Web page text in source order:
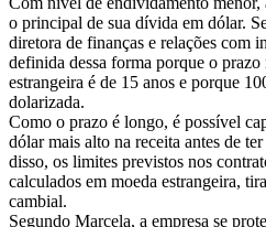
o principal de sua dívida em dólar.
diretora de finanças e relações com
definida dessa forma porque o
estrangeira é de 15 anos e porque
dolarizada.
Como o prazo é longo, é possível
dólar mais alto na receita antes de
disso, os limites previstos nos
calculados em moeda estrangeira,
cambial.
Segundo Marcela, a empresa se